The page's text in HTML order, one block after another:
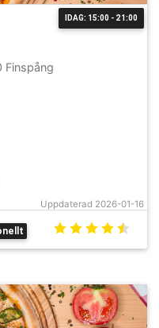
IDAG: 15:00 - 21:00
Finspång
Uppdaterad 2026-01-16